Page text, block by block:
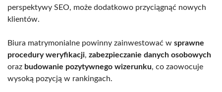
perspektywy SEO, może dodatkowo przyciągnąć nowych
klientów.
Biura matrymonialne powinny zainwestować w sprawne
procedury weryfikacji, zabezpieczanie danych osobowych
oraz budowanie pozytywnego wizerunku, co zaowocuje
wysoką pozycją w rankingach.